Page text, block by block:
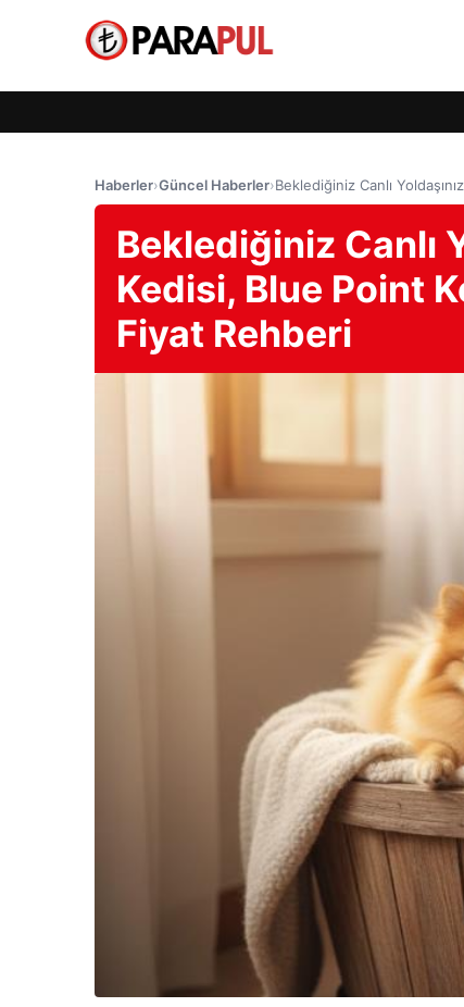
Haberler›Güncel Haberler›Beklediğiniz Canlı
Beklediğiniz Canlı
Kedisi, Blue Point
Fiyat Rehberi